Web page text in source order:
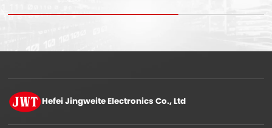
Hefei JingweiteElectronics Co., Ltd